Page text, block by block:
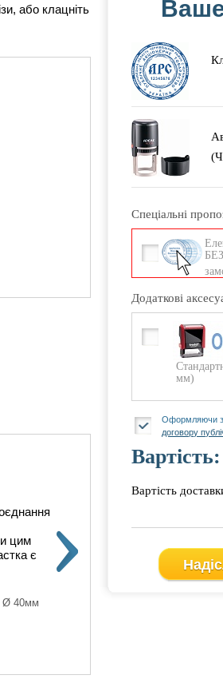
або клацніть
цим
є
Ø 40мм
Автоматична оснастка
У
Спеціальні
Додаткові
мм)
Оформляючи
договору
Вартість:
Вартість